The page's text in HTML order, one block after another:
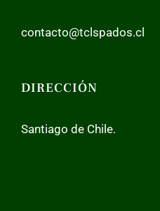
contacto@tclspados.cl
DIRECCIÓN
Santiago de Chile.